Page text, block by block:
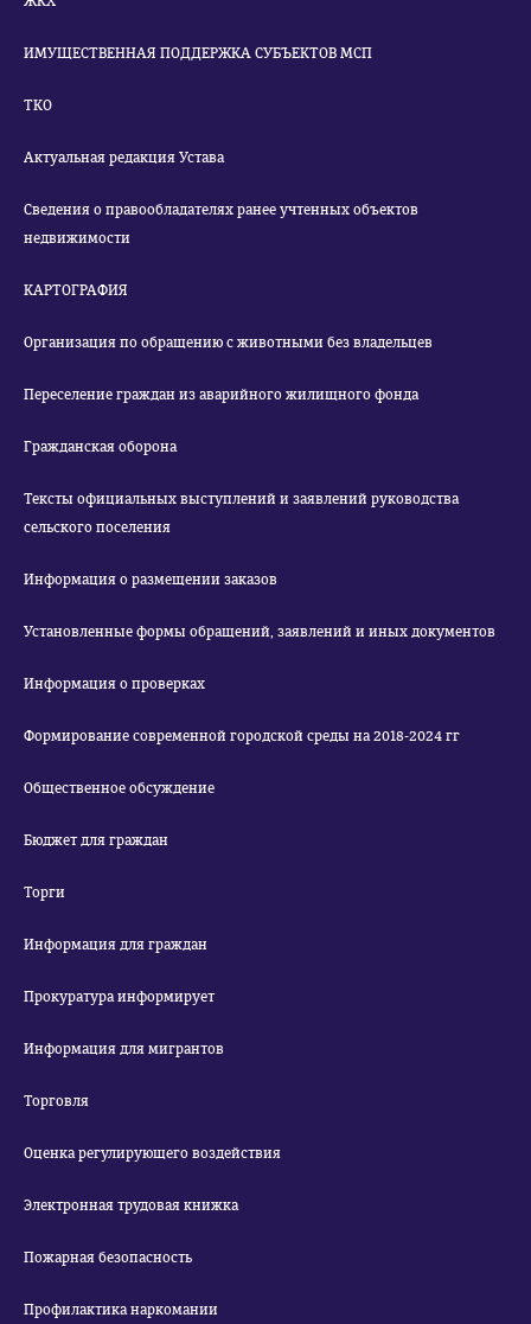
ИМУЩЕСТВЕННАЯ ПОДДЕРЖКА СУБЪЕКТОВ МСП
ТКО
Актуальная редакция Устава
Сведения о правообладателях ранее учтенных объектов
недвижимости
КАРТОГРАФИЯ
Организация по обращению с животными без владельцев
Переселение граждан из аварийного жилищного фонда
Гражданская оборона
Тексты официальных выступлений и заявлений руководства
сельского поселения
Информация о размещении заказов
Установленные формы обращений, заявлений и иных документов
Информация о проверках
Формирование современной городской среды на 2018-2024 гг
Общественное обсуждение
Бюджет для граждан
Торги
Информация для граждан
Прокуратура информирует
Информация для мигрантов
Торговля
Оценка регулирующего воздействия
Электронная трудовая книжка
Пожарная безопасность
Профилактика наркомании